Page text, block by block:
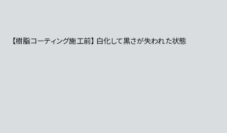
【樹脂コーティング施工前】 白化して黒さが失われた状態